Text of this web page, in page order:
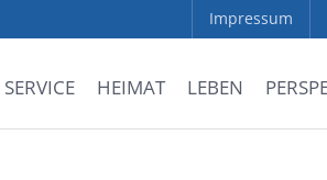
Impressum
SERVICE HEIMAT LEBEN